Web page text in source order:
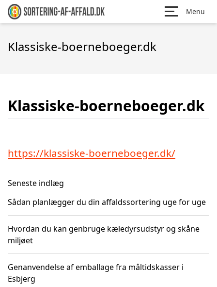
Menu
Klassiske-boerneboeger.dk
Klassiske-boerneboeger.dk
https://klassiske-boerneboeger.dk/
Seneste indlæg
Sådan planlægger du din affaldssortering uge for uge
Hvordan du kan genbruge kæledyrsudstyr og skåne
miljøet
Genanvendelse af emballage fra måltidskasser i
Esbjerg